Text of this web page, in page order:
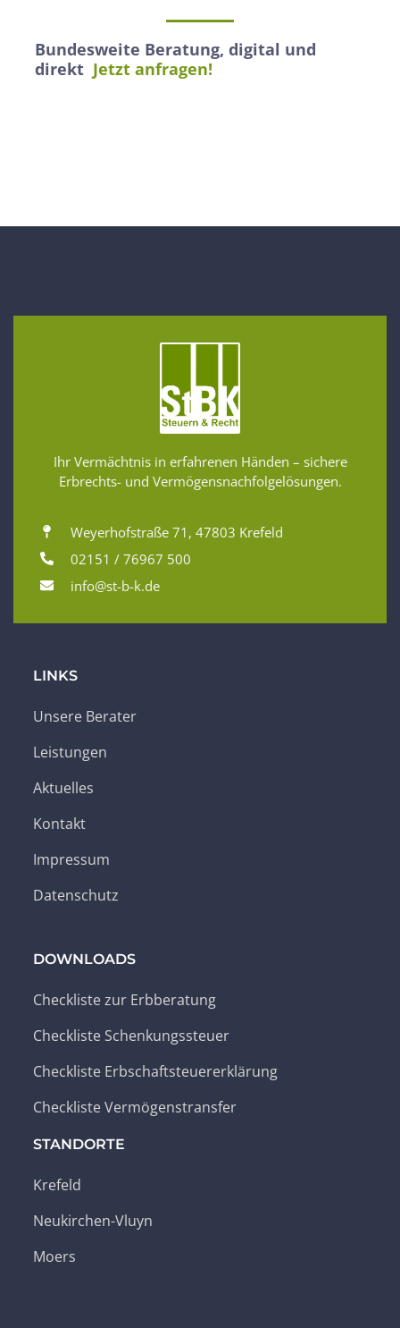
Bundesweite Beratung, digital und
direkt Jetzt anfragen!
Ihr Vermächtnis in erfahrenen Händen – sichere
Erbrechts- und Vermögensnachfolgelösungen.
Weyerhofstraße 71, 47803 Krefeld
02151 / 76967 500
info@st-b-k.de
LINKS
Unsere Berater
Leistungen
Aktuelles
Kontakt
Impressum
Datenschutz
DOWNLOADS
Checkliste zur Erbberatung
Checkliste Schenkungssteuer
Checkliste Erbschaftsteuererklärung
Checkliste Vermögenstransfer
STANDORTE
Krefeld
Neukirchen-Vluyn
Moers